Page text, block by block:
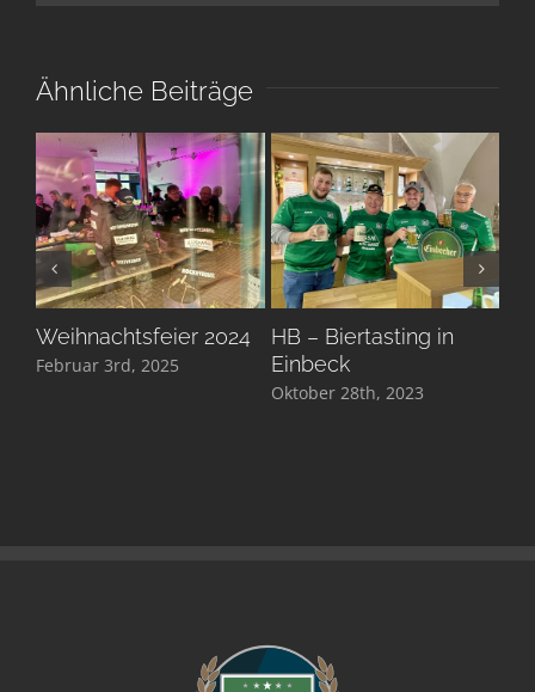
Ähnliche Beiträge
Weihnachtsfeier 2024
Februar 3rd, 2025
HB – Biertasting in
Einbeck
Oktober 28th, 2023